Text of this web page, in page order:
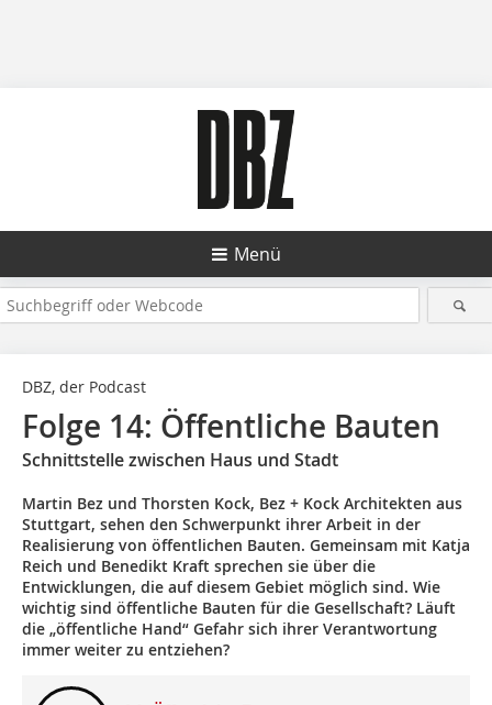
Menü
DBZ, der Podcast
Folge 14: Öffentliche Bauten
Schnittstelle zwischen Haus und Stadt
Martin Bez und Thorsten Kock, Bez + Kock Architekten aus
Stuttgart, sehen den Schwerpunkt ihrer Arbeit in der
Realisierung von öffentlichen Bauten. Gemeinsam mit Katja
Reich und Benedikt Kraft sprechen sie über die
Entwicklungen, die auf diesem Gebiet möglich sind. Wie
wichtig sind öffentliche Bauten für die Gesellschaft? Läuft
die „öffentliche Hand“ Gefahr sich ihrer Verantwortung
immer weiter zu entziehen?